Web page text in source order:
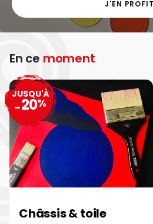
J'EN
En ce moment
Châssis & toile
JUSQU'À
-20%